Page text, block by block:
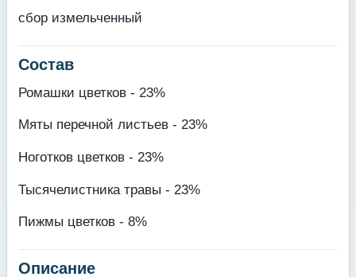
сбор измельченный
Состав
Ромашки цветков - 23%
Мяты перечной листьев - 23%
Ноготков цветков - 23%
Тысячелистника травы - 23%
Пижмы цветков - 8%
Описание